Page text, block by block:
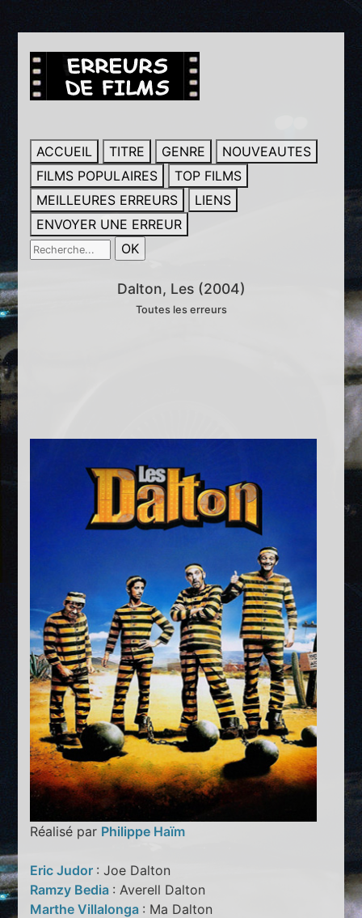
ACCUEIL TITRE GENRE
NOUVEAUTES
FILMS POPULAIRES
TOP FILMS
MEILLEURES ERREURS
LIENS
ENVOYER UNE ERREUR
Dalton, Les (2004)
Toutes les erreurs
Réalisé par Philippe Haïm
Eric Judor : Joe Dalton
Ramzy Bedia : Averell Dalton
Marthe Villalonga : Ma Dalton